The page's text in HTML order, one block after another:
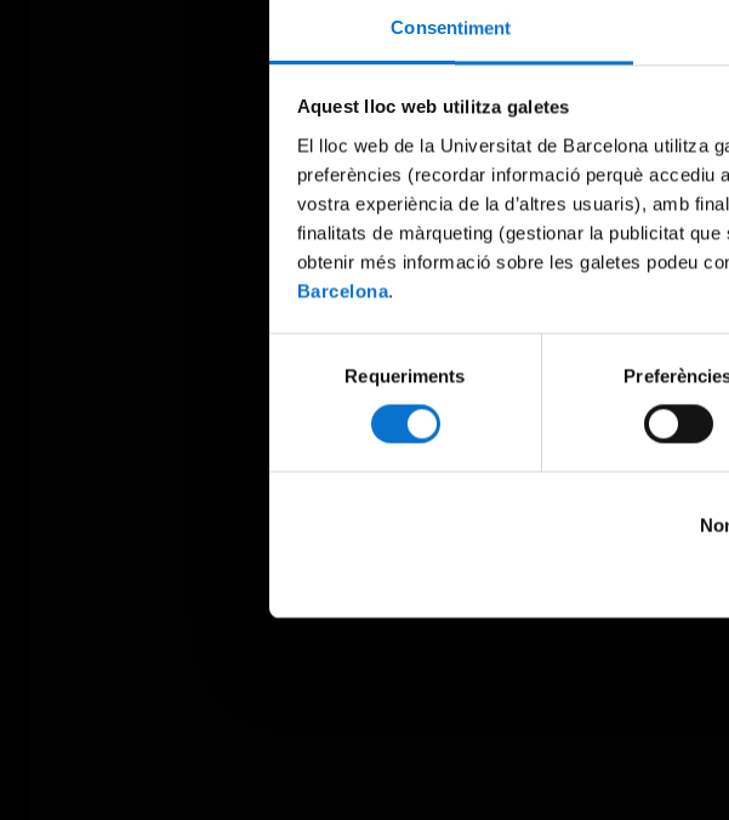
Consentiment
Aquest lloc web utilitza galetes
El lloc web de la Universitat de Barcelona utilitza
preferències (recordar informació perquè accediu
vostra experiència de la d’altres usuaris), amb
finalitats de màrqueting (gestionar la publicitat
obtenir més informació sobre les galetes podeu
Barcelona.
consentiment
Requeriments